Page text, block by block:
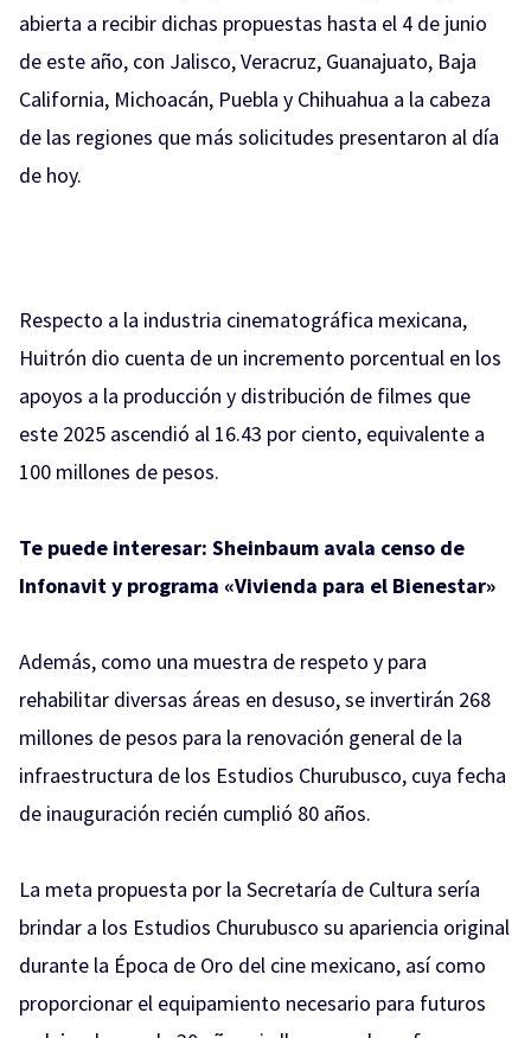
abierta a recibir dichas propuestas hasta el 4 de junio
de este año, con Jalisco, Veracruz, Guanajuato, Baja
California, Michoacán, Puebla y Chihuahua a la cabeza
de las regiones que más solicitudes presentaron al día
de hoy.
Respecto a la industria cinematográfica mexicana,
Huitrón dio cuenta de un incremento porcentual en los
apoyos a la producción y distribución de filmes que
este 2025 ascendió al 16.43 por ciento, equivalente a
100 millones de pesos.
Te puede interesar: Sheinbaum avala censo de
Infonavit y programa «Vivienda para el Bienestar»
Además, como una muestra de respeto y para
rehabilitar diversas áreas en desuso, se invertirán 268
millones de pesos para la renovación general de la
infraestructura de los Estudios Churubusco, cuya fecha
de inauguración recién cumplió 80 años.
La meta propuesta por la Secretaría de Cultura sería
brindar a los Estudios Churubusco su apariencia original
durante la Época de Oro del cine mexicano, así como
proporcionar el equipamiento necesario para futuros